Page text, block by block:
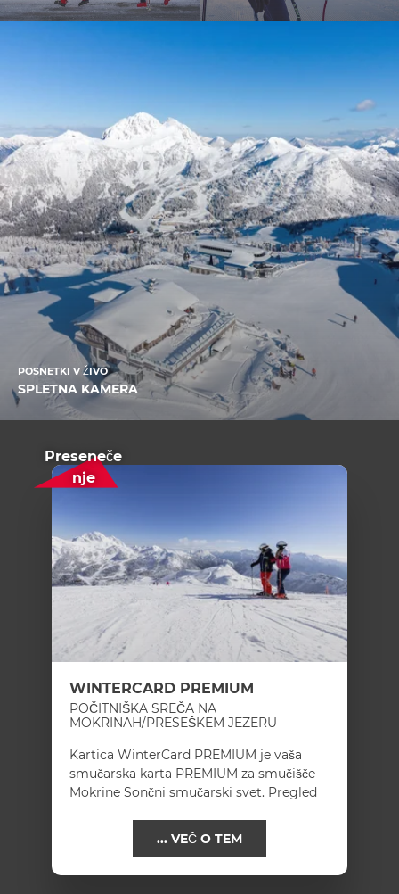
POSNETKI V ŽIVO
SPLETNA KAMERA
Preseneče
nje
WINTERCARD PREMIUM
POČITNIŠKA SREČA NA
MOKRINAH/PRESEŠKEM JEZERU
Kartica WinterCard PREMIUM je vaša
smučarska karta PREMIUM za smučišče
Mokrine Sončni smučarski svet. Pregled
VEČ O TEM ...